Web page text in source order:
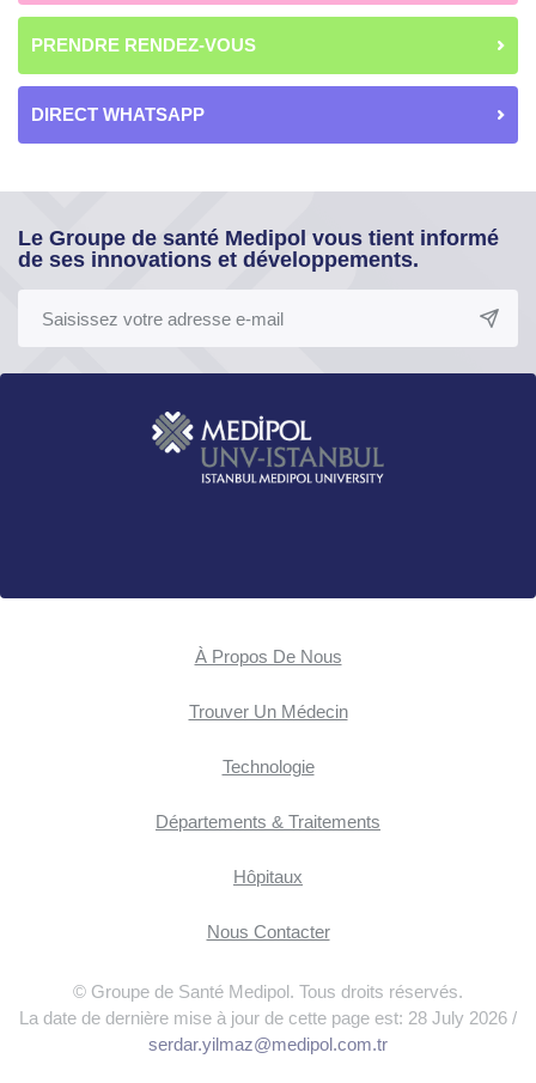
PRENDRE RENDEZ-VOUS
DIRECT WHATSAPP
Le Groupe de santé Medipol vous tient informé
de ses innovations et développements.
À Propos De Nous
Trouver Un Médecin
Technologie
Départements & Traitements
Hôpitaux
Nous Contacter
© Groupe de Santé Medipol. Tous droits réservés.
La date de dernière mise à jour de cette page est: 28 July 2026 /
serdar.yilmaz@medipol.com.tr